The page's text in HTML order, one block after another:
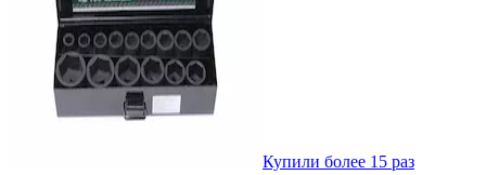
Купили более 15 раз